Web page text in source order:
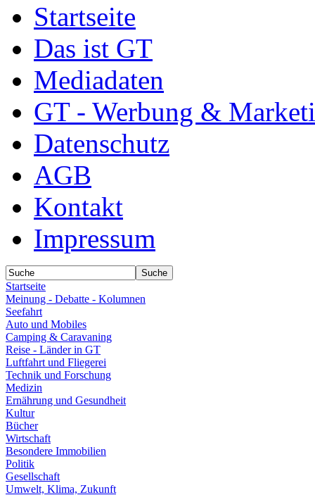
Startseite
Das ist GT
Mediadaten
GT - Werbung &
Datenschutz
AGB
Kontakt
Impressum
Startseite
Meinung - Debatte - Kolumnen
Seefahrt
Auto und Mobiles
Camping & Caravaning
Reise - Länder in GT
Luftfahrt und Fliegerei
Technik und Forschung
Medizin
Ernährung und Gesundheit
Kultur
Bücher
Wirtschaft
Besondere Immobilien
Politik
Gesellschaft
Umwelt, Klima, Zukunft